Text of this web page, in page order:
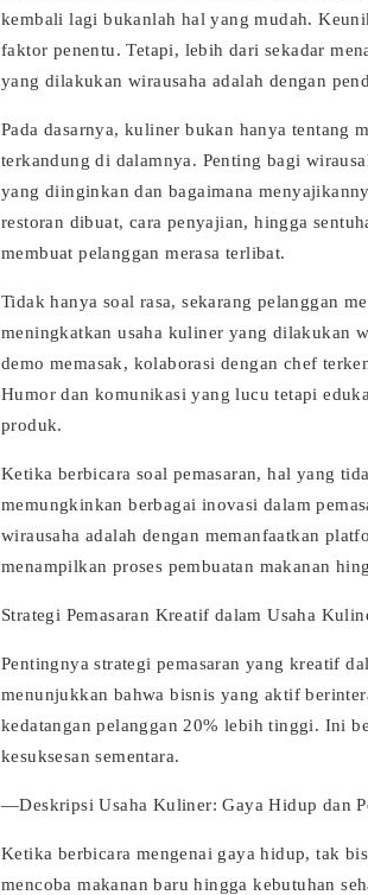
kembali lagi bukanlah hal yang mudah.
faktor penentu. Tetapi, lebih dari sekadar
yang dilakukan wirausaha adalah dengan
Pada dasarnya, kuliner bukan hanya tentang
terkandung di dalamnya. Penting bagi
yang diinginkan dan bagaimana
restoran dibuat, cara penyajian, hingga
membuat pelanggan merasa terlibat.
Tidak hanya soal rasa, sekarang pelanggan
meningkatkan usaha kuliner yang dilakukan
demo memasak, kolaborasi dengan chef
Humor dan komunikasi yang lucu tetapi
produk.
Ketika berbicara soal pemasaran, hal yang
memungkinkan berbagai inovasi dalam
wirausaha adalah dengan memanfaatkan
menampilkan proses pembuatan makanan
Strategi Pemasaran Kreatif dalam Usaha
Pentingnya strategi pemasaran yang kreatif
menunjukkan bahwa bisnis yang aktif
kedatangan pelanggan 20% lebih tinggi. Ini
kesuksesan sementara.
—Deskripsi Usaha Kuliner: Gaya Hidup dan
Ketika berbicara mengenai gaya hidup, tak
mencoba makanan baru hingga kebutuhan